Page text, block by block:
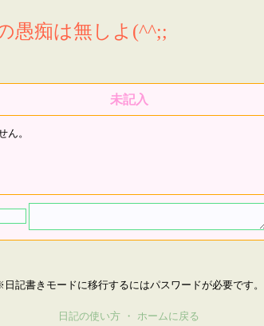
愚痴は無しよ(^^;;
未記入
ん。
記書きモードに移行するにはパスワードが必要です。
日記の使い方 ・ ホームに戻る